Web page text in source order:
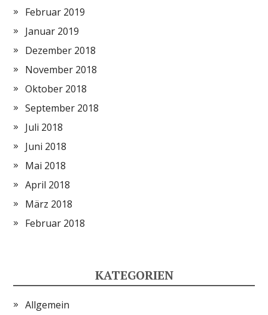
Februar 2019
Januar 2019
Dezember 2018
November 2018
Oktober 2018
September 2018
Juli 2018
Juni 2018
Mai 2018
April 2018
März 2018
Februar 2018
KATEGORIEN
Allgemein